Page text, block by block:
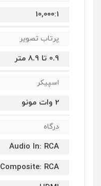
10,000:1
پرتاب تصویر
0.9 تا 8.9 متر
اسپیکر
2 وات مونو
درگاه
Audio In: RCA
Composite: RCA